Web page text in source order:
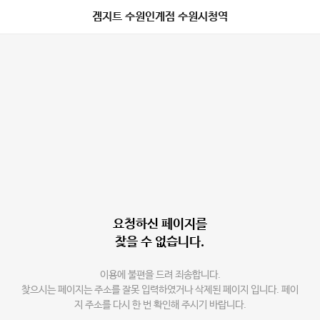
겜지트 수원인계점 수원시청역
요청하신 페이지를
찾을 수 없습니다.
이용에 불편을 드려 죄송합니다.
찾으시는 페이지는 주소를 잘못 입력하였거나 삭제된 페이지 입니다. 페이
지 주소를 다시 한 번 확인해 주시기 바랍니다.